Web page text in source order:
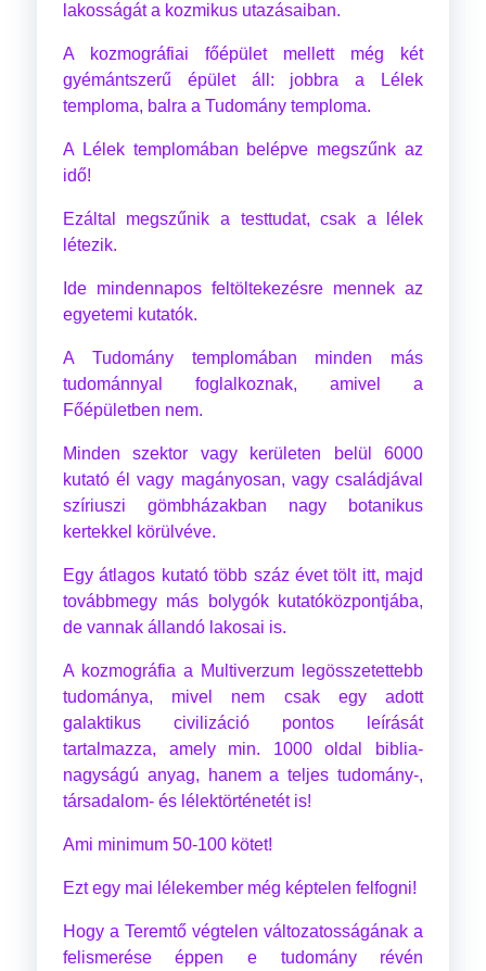
lakosságát a kozmikus utazásaiban.
A kozmográfiai főépület mellett még két
gyémántszerű épület áll: jobbra a Lélek
temploma, balra a Tudomány temploma.
A Lélek templomában belépve megszűnk az
idő!
Ezáltal megszűnik a testtudat, csak a lélek
létezik.
Ide mindennapos feltöltekezésre mennek az
egyetemi kutatók.
A Tudomány templomában minden más
tudománnyal foglalkoznak, amivel a
Főépületben nem.
Minden szektor vagy kerületen belül 6000
kutató él vagy magányosan, vagy családjával
szíriuszi gömbházakban nagy botanikus
kertekkel körülvéve.
Egy átlagos kutató több száz évet tölt itt, majd
továbbmegy más bolygók kutatóközpontjába,
de vannak állandó lakosai is.
A kozmográfia a Multiverzum legösszetettebb
tudománya, mivel nem csak egy adott
galaktikus civilizáció pontos leírását
tartalmazza, amely min. 1000 oldal biblia-
nagyságú anyag, hanem a teljes tudomány-,
társadalom- és lélektörténetét is!
Ami minimum 50-100 kötet!
Ezt egy mai lélekember még képtelen felfogni!
Hogy a Teremtő végtelen változatosságának a
felismerése éppen e tudomány révén